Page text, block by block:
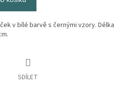
v bílé barvě s černými vzory. Délka
SDÍLET